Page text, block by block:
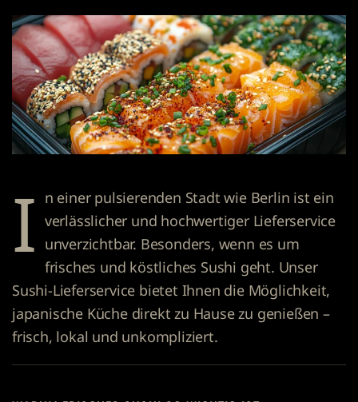
I n einer pulsierenden Stadt wie Berlin ist ein
verlässlicher und hochwertiger Lieferservice
unverzichtbar. Besonders, wenn es um
frisches und köstliches Sushi geht. Unser
Sushi-Lieferservice bietet Ihnen die Möglichkeit,
japanische Küche direkt zu Hause zu genießen –
frisch, lokal und unkompliziert.